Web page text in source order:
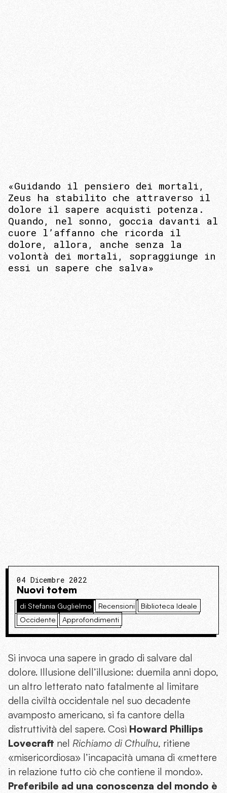
«Guidando il pensiero dei mortali,
Zeus ha stabilito che attraverso il
dolore il sapere acquisti potenza.
Quando, nel sonno, goccia davanti al
cuore l’affanno che ricorda il
dolore, allora, anche senza la
volontà dei mortali, sopraggiunge in
essi un sapere che salva»
04 Dicembre 2022
Nuovi totem
di Stefania Guglielmo Recensioni
Biblioteca Ideale
Occidente
Approfondimenti
Si invoca una sapere in grado di salvare dal
dolore. Illusione dell’illusione: duemila anni dopo,
un altro letterato nato fatalmente al limitare
della civiltà occidentale nel suo decadente
avamposto americano, si fa cantore della
distruttività del sapere. Così Howard Phillips
Lovecraft nel Richiamo di Cthulhu, ritiene
«misericordiosa» l’incapacità umana di «mettere
in relazione tutto ciò che contiene il mondo».
Preferibile ad una conoscenza del mondo è